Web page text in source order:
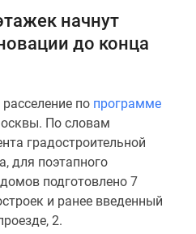
начнут
до конца
по программе
По словам
градостроительной
для поэтапного
подготовлено 7
и ранее введенный
2.